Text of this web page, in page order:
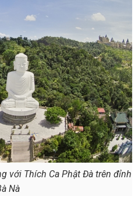
với Thích Ca Phật Đà trên đỉnh
Nà